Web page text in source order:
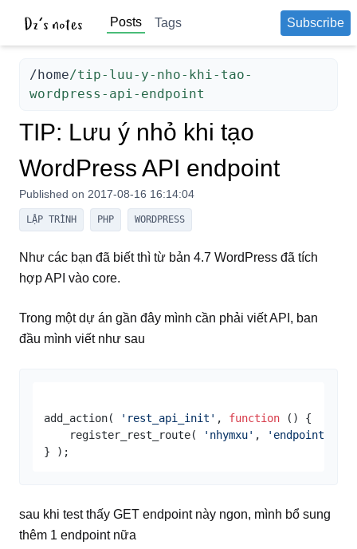
Posts Tags Subscribe
/home/tip-luu-y-nho-khi-tao-
wordpress-api-endpoint
TIP: Lưu ý nhỏ khi tạo
WordPress API endpoint
Published on 2017-08-16 16:14:04
LẬP TRÌNH PHP WORDPRESS
Như các bạn đã biết thì từ bản 4.7 WordPress đã tích
hợp API vào core.
Trong một dự án gần đây mình cần phải viết API, ban
đầu mình viết như sau
add_action( 'rest_api_init' , function ( ) {
    register_rest_route(
'nhymxu' , 'endpoint_get'
sau khi test thấy GET endpoint này ngon, mình bổ sung
thêm 1 endpoint nữa